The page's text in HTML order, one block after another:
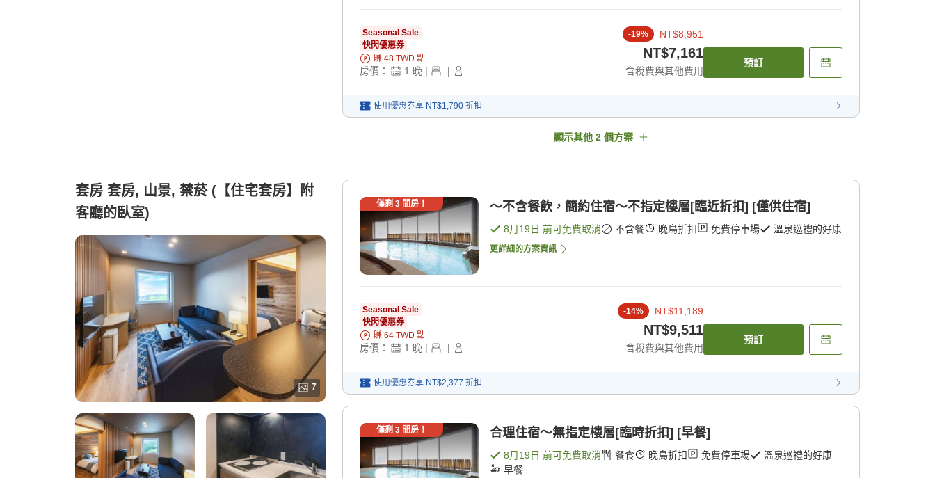
Seasonal Sale
快閃優惠券
賺 48 TWD 點
房價： 1 晚 | |
-19% NT$8,951
NT$7,161
含稅費與其他費用
預訂
使用優惠券享 NT$1,790 折扣
顯示其他 2 個方案
套房 套房, 山景, 禁菸 (【住宅套房】附
客廳的臥室)
7
僅剩 3間房！ ～不含餐飲，簡約住宿～不指定樓層[臨近折扣] [僅供住宿]
8月19日 前可免費取消 不含餐 晚鳥折扣 免費停車場 溫泉巡禮的好康
更詳細的方案資訊
Seasonal Sale
快閃優惠券
賺 64 TWD 點
房價： 1 晚 | |
-14% NT$11,189
NT$9,511
含稅費與其他費用
預訂
使用優惠券享 NT$2,377 折扣
僅剩 3間房！ 合理住宿～無指定樓層[臨時折扣] [早餐]
8月19日 前可免費取消 餐食 晚鳥折扣 免費停車場
溫泉巡禮的好康
早餐